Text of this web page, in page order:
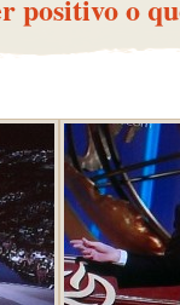
positivo o